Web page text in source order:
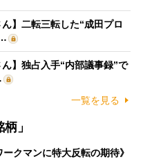
】二転三転した“成田プロ
】独占入手“内部議事録”で
一覧を見る
」
ークマンに特大反転の期待》